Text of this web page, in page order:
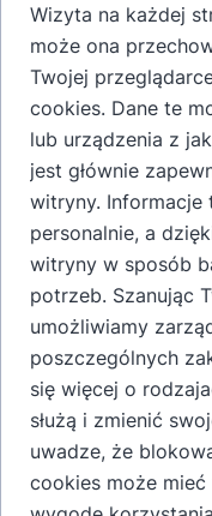
inspirowany
z wysokiej jakości
smak i naturalną
barwie i
owocu. To idealny
Dodatkowe
Skład: owoce aronii,
Wizyta na każdej
może ona
Twojej
cookies. Dane te
lub urządzenia z
jest głównie
witryny. Informacje
personalnie, a
witryny w sposób
potrzeb. Szanując
umożliwiamy
poszczególnych
się więcej o
służą i zmienić
uwadze, że
cookies może mieć